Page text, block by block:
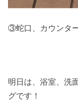
③蛇口、カウンタ
明日は、浴室、洗
グです！